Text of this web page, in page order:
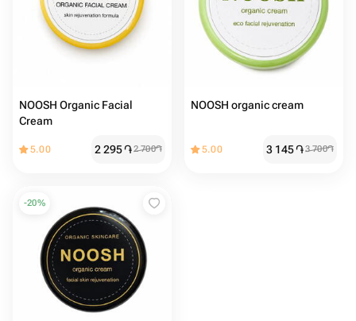
NOOSH Organic Facial
Cream
5.00 2 295֏2 700֏
NOOSH organic cream
5.00 3 145֏3 700֏
-20%